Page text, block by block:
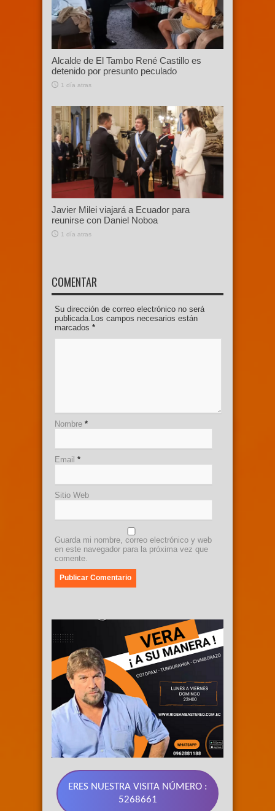
Alcalde de El Tambo René Castillo es
detenido por presunto peculado
1 día atras
Javier Milei viajará a Ecuador para
reunirse con Daniel Noboa
1 día atras
COMENTAR
Su dirección de correo electrónico no será
publicada.Los campos necesarios están
marcados *
Nombre *
Email *
Sitio Web
Guarda mi nombre, correo electrónico y web
en este navegador para la próxima vez que
comente.
ERES NUESTRA VISITA NÚMERO :
5268661